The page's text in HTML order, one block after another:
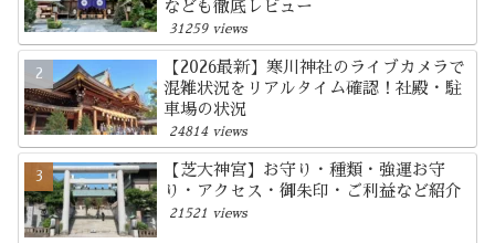
なども徹底レビュー
31259 views
【2026最新】寒川神社のライブカメラで
混雑状況をリアルタイム確認！社殿・駐
車場の状況
24814 views
【芝大神宮】お守り・種類・強運お守
り・アクセス・御朱印・ご利益など紹介
21521 views